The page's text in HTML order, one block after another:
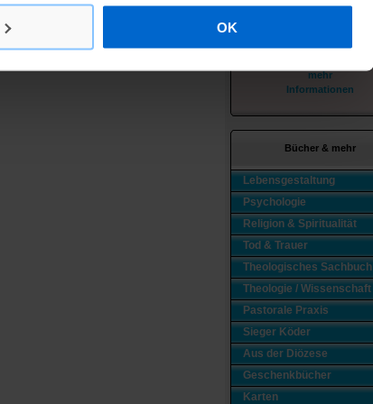
OK
mehr
Informationen
Bücher & mehr
Lebensgestaltung
Psychologie
Religion & Spiritualität
Tod & Trauer
Theologisches Sachbuch
Theologie / Wissenschaft
Pastorale Praxis
Sieger Köder
Aus der Diözese
Geschenkbücher
Karten